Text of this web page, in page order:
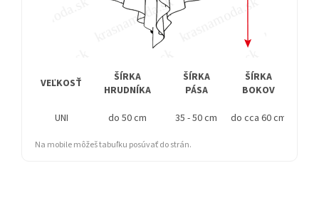
VEĽKOSŤ
ŠÍRKA
HRUDNÍKA
ŠÍRKA
PÁSA
ŠÍRKA
BOKOV
UNI do 50 cm 35 - 50 cm do cca 60 cm
Na mobile môžeš tabuľku posúvať do strán.